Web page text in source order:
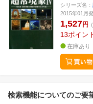
シリーズ名：
2015年01月
1,527円
13ポイン
在庫あり
検索機能についてのご要